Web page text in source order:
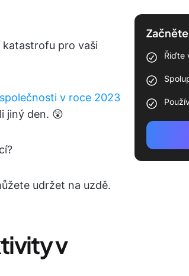
pro vaši
v roce 2023
jiný den. 😲
udržet na uzdě.
v
Řiďte